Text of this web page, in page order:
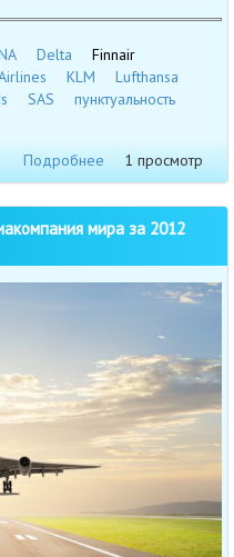
Delta
Finnair
KLM
Lufthansa
SAS
пунктуальность
Подробнее
1 просмотр
мира за 2012